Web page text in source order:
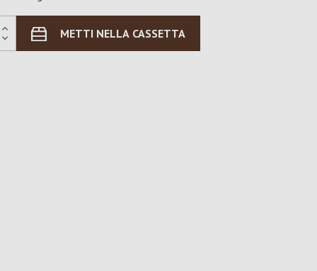
METTI NELLA CASSETTA